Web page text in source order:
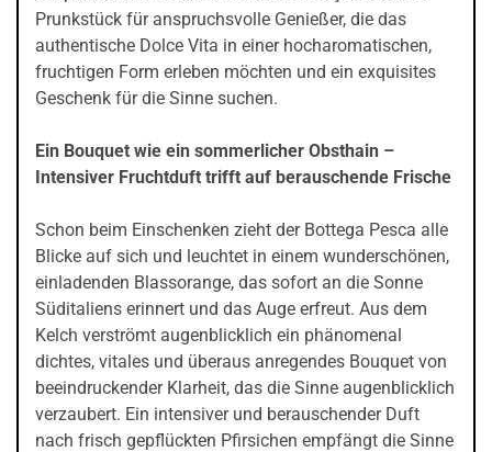
Prunkstück für anspruchsvolle Genießer, die das
authentische Dolce Vita in einer hocharomatischen,
fruchtigen Form erleben möchten und ein exquisites
Geschenk für die Sinne suchen.
Ein Bouquet wie ein sommerlicher Obsthain –
Intensiver Fruchtduft trifft auf berauschende Frische
Schon beim Einschenken zieht der Bottega Pesca alle
Blicke auf sich und leuchtet in einem wunderschönen,
einladenden Blassorange, das sofort an die Sonne
Süditaliens erinnert und das Auge erfreut. Aus dem
Kelch verströmt augenblicklich ein phänomenal
dichtes, vitales und überaus anregendes Bouquet von
beeindruckender Klarheit, das die Sinne augenblicklich
verzaubert. Ein intensiver und berauschender Duft
nach frisch gepflückten Pfirsichen empfängt die Sinne